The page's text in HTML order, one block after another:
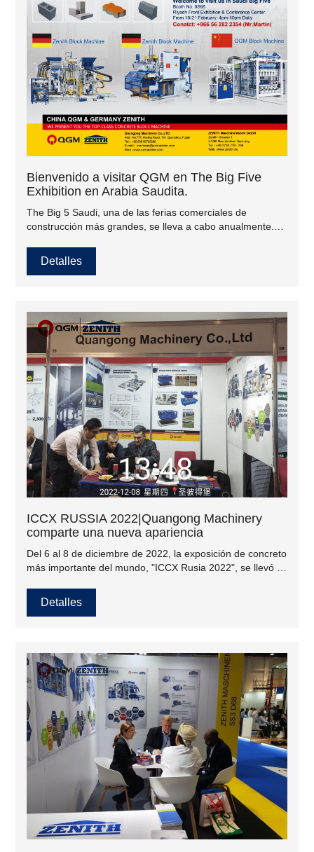
Bienvenido a visitar QGM en The Big Five
Exhibition en Arabia Saudita.
The Big 5 Saudi, una de las ferias comerciales de
construcción más grandes, se lleva a cabo anualmente.
construcción y la construcción internacionales y locales.
Detalles
ICCX RUSSIA 2022|Quangong Machinery
comparte una nueva apariencia
Del 6 al 8 de diciembre de 2022, la exposición de concreto
más importante del mundo, "ICCX Rusia 2022", se llevó a
en el campo de la maquinaria para la fabricación de
bloques de hormigón en China, Quangong Machinery Co.,
hormigón al mundo en nombre de la industria.
Detalles